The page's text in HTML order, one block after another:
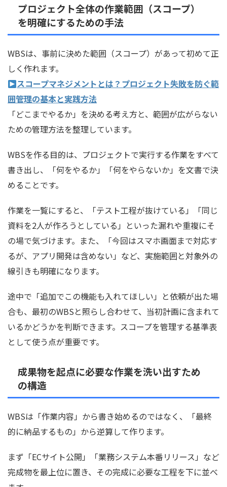
プロジェクト全体の作業範囲（スコープ）
を明確にするための手法
WBSは、事前に決めた範囲（スコープ）があって初めて正
しく作れます。
スコープマネジメントとは？プロジェクト失敗を防ぐ範
囲管理の基本と実践方法
「どこまでやるか」を決める考え方と、範囲が広がらない
ための管理方法を整理しています。
WBSを作る目的は、プロジェクトで実行する作業をすべて
書き出し、「何をやるか」「何をやらないか」を文書で決
めることです。
作業を一覧にすると、「テスト工程が抜けている」「同じ
資料を2人が作ろうとしている」といった漏れや重複にそ
の場で気づけます。また、「今回はスマホ画面まで対応す
るが、アプリ開発は含めない」など、実施範囲と対象外の
線引きも明確になります。
途中で「追加でこの機能も入れてほしい」と依頼が出た場
合も、最初のWBSと照らし合わせて、当初計画に含まれて
いるかどうかを判断できます。スコープを管理する基準表
として使う点が重要です。
成果物を起点に必要な作業を洗い出すため
の構造
WBSは「作業内容」から書き始めるのではなく、「最終
的に納品するもの」から逆算して作ります。
まず「ECサイト公開」「業務システム本番リリース」など
完成物を最上位に置き、その完成に必要な工程を下に並べ